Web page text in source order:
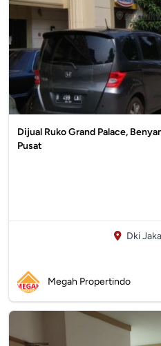
Dijual Ruko Grand Palace,
Pusat
Dki
Megah Propertindo